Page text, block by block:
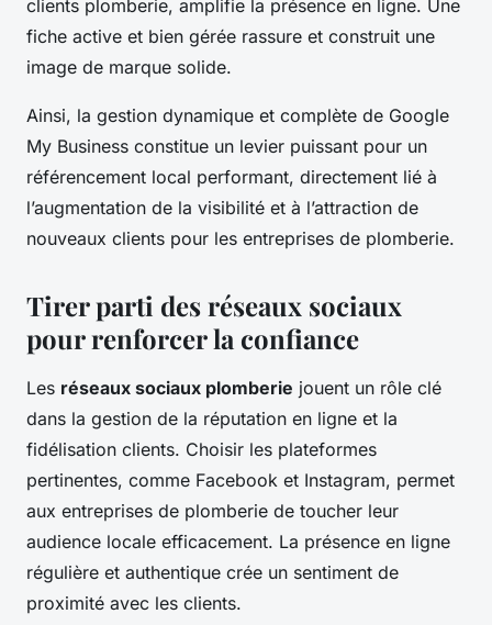
clients plomberie, amplifie la présence en ligne. Une
fiche active et bien gérée rassure et construit une
image de marque solide.
Ainsi, la gestion dynamique et complète de Google
My Business constitue un levier puissant pour un
référencement local performant, directement lié à
l’augmentation de la visibilité et à l’attraction de
nouveaux clients pour les entreprises de plomberie.
Tirer parti des réseaux sociaux
pour renforcer la confiance
Les réseaux sociaux plomberie jouent un rôle clé
dans la gestion de la réputation en ligne et la
fidélisation clients. Choisir les plateformes
pertinentes, comme Facebook et Instagram, permet
aux entreprises de plomberie de toucher leur
audience locale efficacement. La présence en ligne
régulière et authentique crée un sentiment de
proximité avec les clients.